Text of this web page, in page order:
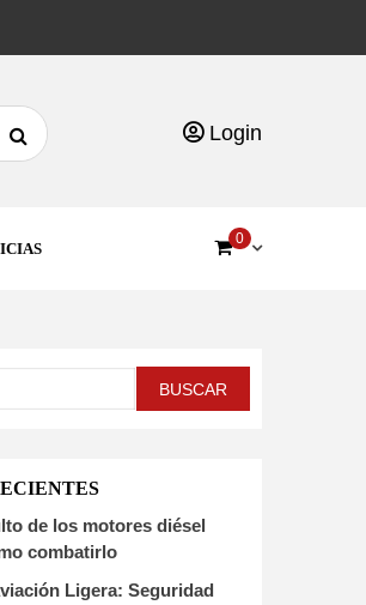
Login
0
de los motores diésel
combatirlo
Ligera: Seguridad